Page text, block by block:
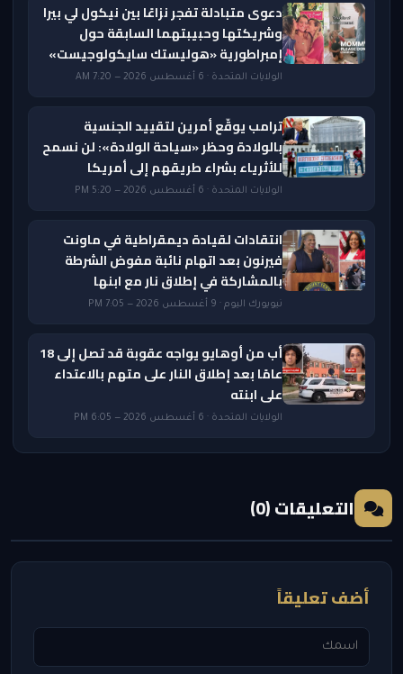
دعوى متبادلة تفجر نزاعًا بين نيكول لي بيرا
وشريكتها وحبيبتهما السابقة حول
إمبراطورية «هوليستك سايكولوجيست»
الولايات المتحدة · 6 أغسطس 2026 — 7:20 AM
ترامب يوقّع أمرين لتقييد الجنسية
بالولادة وحظر «سياحة الولادة»: لن نسمح
للأثرياء بشراء طريقهم إلى أمريكا
الولايات المتحدة · 6 أغسطس 2026 — 5:20 PM
انتقادات لقيادة ديمقراطية في ماونت
فيرنون بعد اتهام نائبة مفوض الشرطة
بالمشاركة في إطلاق نار مع ابنها
نيويورك اليوم · 9 أغسطس 2026 — 7:05 PM
أب من أوهايو يواجه عقوبة قد تصل إلى 18
عامًا بعد إطلاق النار على متهم بالاعتداء
على ابنته
الولايات المتحدة · 6 أغسطس 2026 — 6:05 PM
التعليقات (0)
أضف تعليقاً